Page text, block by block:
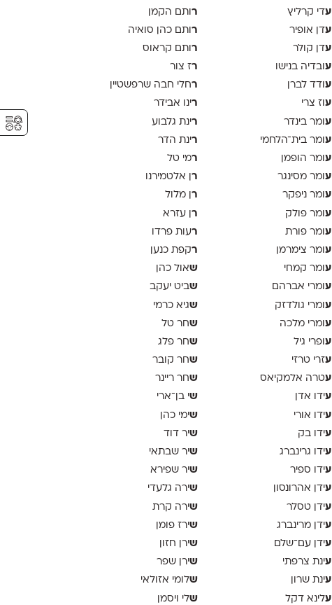
עדי קרליץ
עדן אופיר
עדן קולר
ע ובדיה בנישו
ע ודד לברן
ע וז צרי
ע ומר בינדר
ע ומר בית־הלחמי
ע ומר הופמן
ע ומר מסינגר
ע ומר ניפקר
ע ומר פולק
ע ומר פורת
ע ומר צימרמן
ע ומר קמחי
ע ומרי אברהם
ע ומרי גולדזק
ע ומרי מלכה
ע ופרי גיל
עזרי טרזי
עטרה אלמקיאס
עידו אדן
עידו אורי
עידו בק
עידו גרינברג
עידו ספיר
עידן אהרונסון
עידן טסלר
עידן מרינברג
עידן עם־שלם
עינת צרפתי
עינת שרון
עלינא דקל
רותם הקמן
רותם כהן סואיה
רותם קראוס
רז צור
רחלי חבה שרפשטיין
רינו אבידר
רינת גלבוע
רינת הדר
רמי טל
רן אלטמירנו
רן מלול
רן עזרא
רעות פרדו
רקפת כנען
שאול כהן
שביט יעקב
שגיא כרמי
שחר טל
שחר פלג
שחר קובר
שחר ריינר
שי בן־ארי
שימי כהן
שיר דוד
שיר שבתאי
שיר שפירא
שירה גלעדי
שירה קרת
שירז פומן
שירן חזון
שירן שפר
שלומי אזולאי
שלי ויסמן
⚥︎